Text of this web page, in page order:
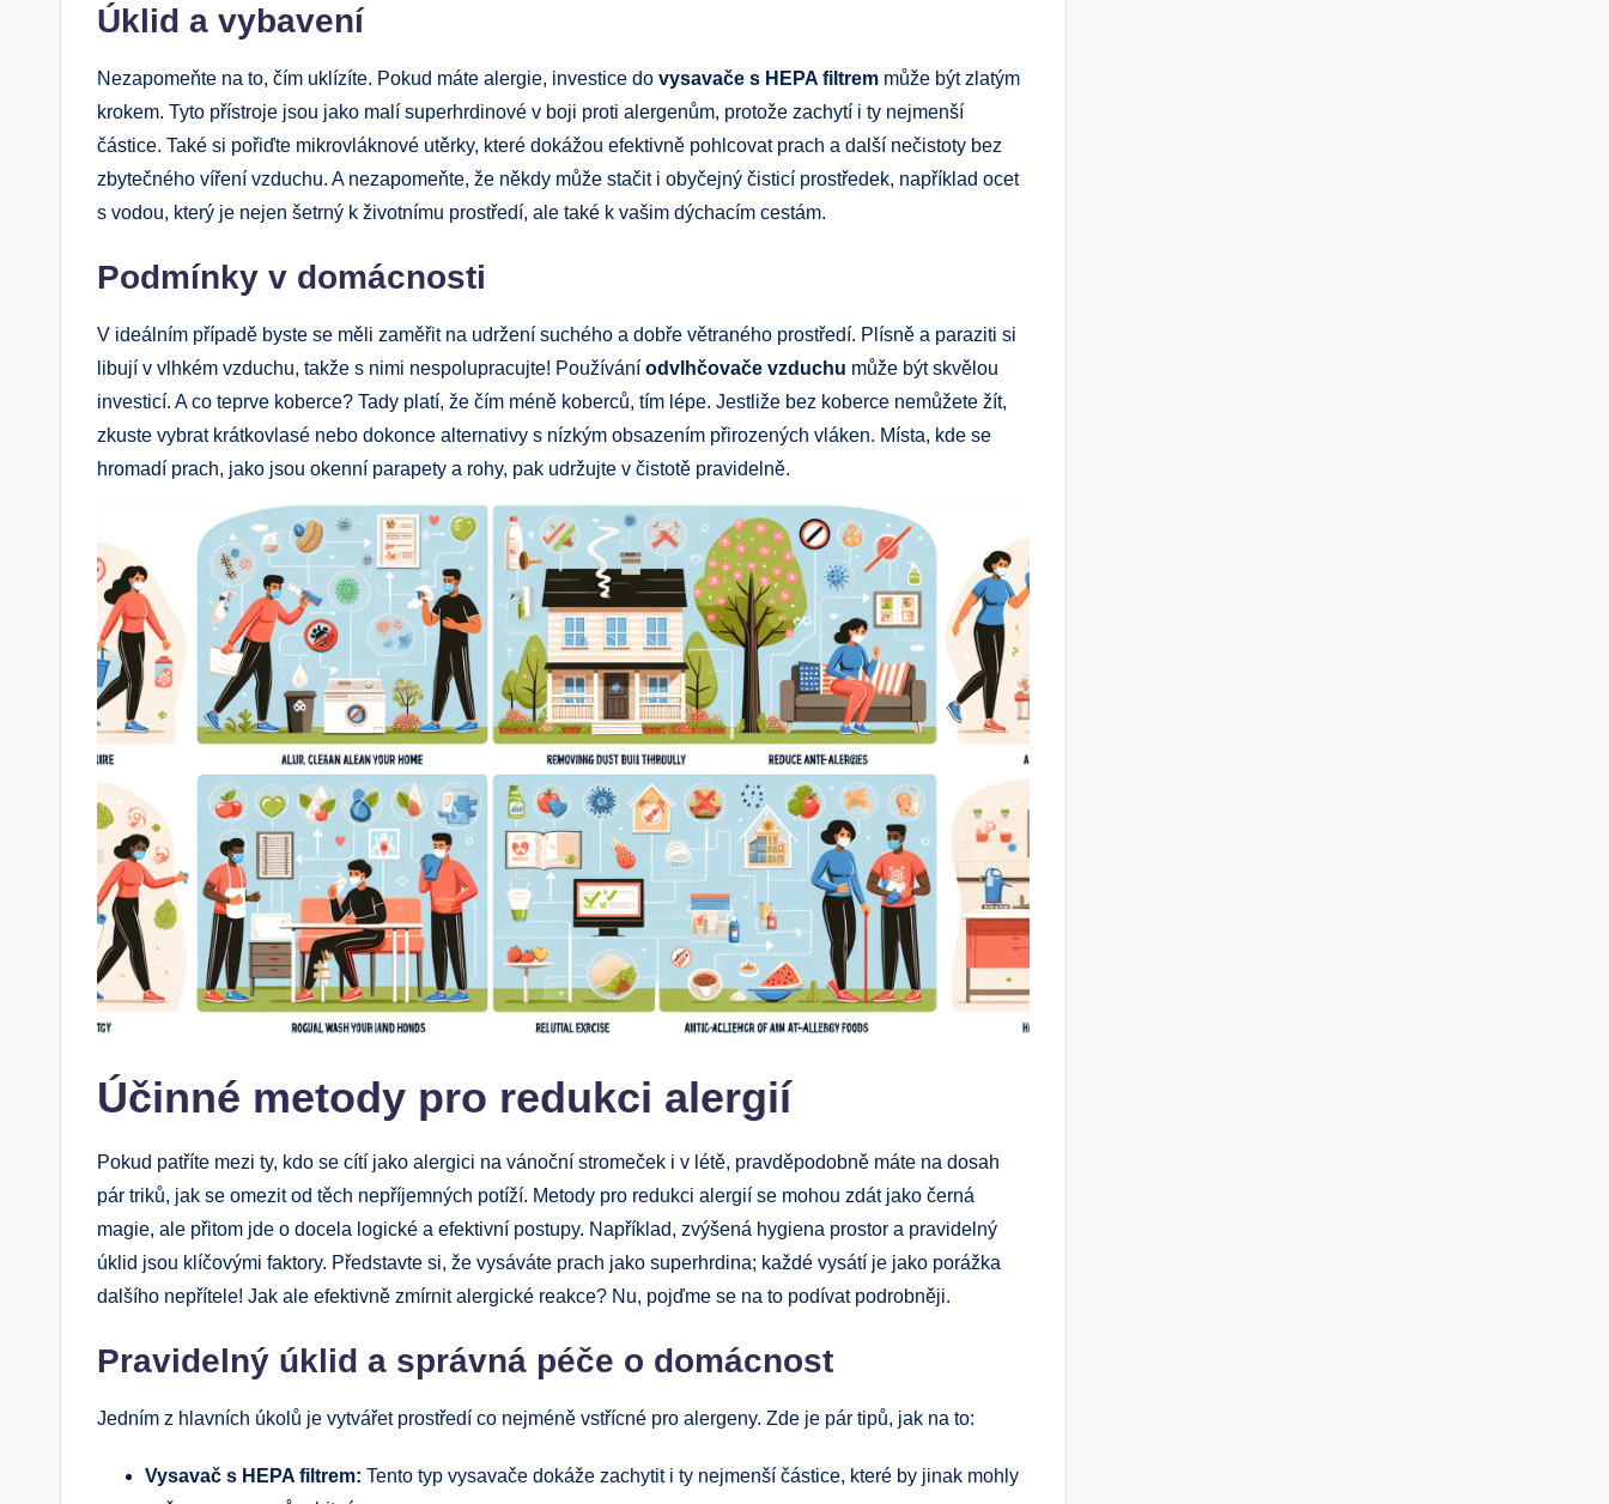
Úklid a vybavení
Nezapomeňte na to, čím uklízíte. Pokud máte alergie, investice do vysavače s HEPA filtrem může být zlatým
krokem. Tyto přístroje jsou jako malí superhrdinové v boji proti alergenům, protože zachytí i ty nejmenší
částice. Také si pořiďte mikrovláknové utěrky, které dokážou efektivně pohlcovat prach a další nečistoty bez
zbytečného víření vzduchu. A nezapomeňte, že někdy může stačit i obyčejný čisticí prostředek, například ocet
s vodou, který je nejen šetrný k životnímu prostředí, ale také k vašim dýchacím cestám.
Podmínky v domácnosti
V ideálním případě byste se měli zaměřit na udržení suchého a dobře větraného prostředí. Plísně a paraziti si
libují v vlhkém vzduchu, takže s nimi nespolupracujte! Používání odvlhčovače vzduchu může být skvělou
investicí. A co teprve koberce? Tady platí, že čím méně koberců, tím lépe. Jestliže bez koberce nemůžete žít,
zkuste vybrat krátkovlasé nebo dokonce alternativy s nízkým obsazením přirozených vláken. Místa, kde se
hromadí prach, jako jsou okenní parapety a rohy, pak udržujte v čistotě pravidelně.
Účinné metody pro redukci alergií
Pokud patříte mezi ty, kdo se cítí jako alergici na vánoční stromeček i v létě, pravděpodobně máte na dosah
pár triků, jak se omezit od těch nepříjemných potíží. Metody pro redukci alergií se mohou zdát jako černá
magie, ale přitom jde o docela logické a efektivní postupy. Například, zvýšená hygiena prostor a pravidelný
úklid jsou klíčovými faktory. Představte si, že vysáváte prach jako superhrdina; každé vysátí je jako porážka
dalšího nepřítele! Jak ale efektivně zmírnit alergické reakce? Nu, pojďme se na to podívat podrobněji.
Pravidelný úklid a správná péče o domácnost
Jedním z hlavních úkolů je vytvářet prostředí co nejméně vstřícné pro alergeny. Zde je pár tipů, jak na to:
Vysavač s HEPA filtrem: Tento typ vysavače dokáže zachytit i ty nejmenší částice, které by jinak mohly